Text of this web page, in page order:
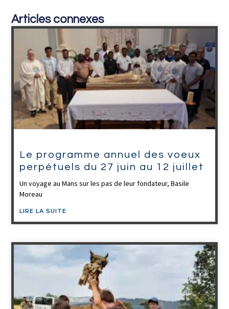
Articles connexes
Le programme annuel des voeux
perpétuels du 27 juin au 12 juillet
Un voyage au Mans sur les pas de leur fondateur, Basile
Moreau
LIRE LA SUITE